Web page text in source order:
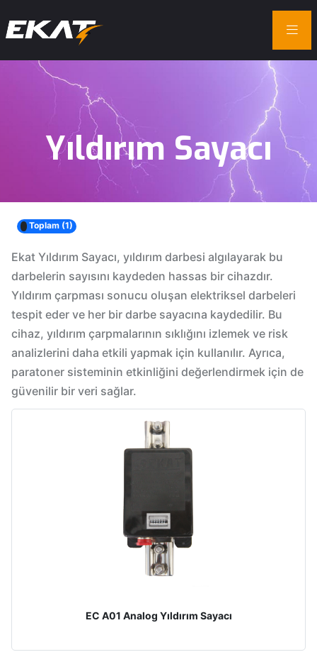
Yıldırım Sayacı
Toplam (1)
Ekat Yıldırım Sayacı, yıldırım darbesi algılayarak bu
darbelerin sayısını kaydeden hassas bir cihazdır.
Yıldırım çarpması sonucu oluşan elektriksel darbeleri
tespit eder ve her bir darbe sayacına kaydedilir. Bu
cihaz, yıldırım çarpmalarının sıklığını izlemek ve risk
analizlerini daha etkili yapmak için kullanılır. Ayrıca,
paratoner sisteminin etkinliğini değerlendirmek için de
güvenilir bir veri sağlar.
EC A01 Analog Yıldırım Sayacı